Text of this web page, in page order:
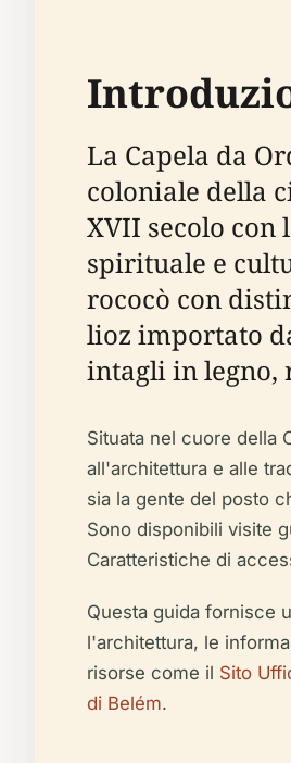
La Capela da
coloniale della
XVII secolo
spirituale e
rococò con
lioz importato
intagli in legno,
Situata nel cuore della
all'architettura e alle
sia la gente del posto
Sono disponibili visite
Caratteristiche di
Questa guida fornisce
l'architettura, le
risorse come il Sito
di Belém.